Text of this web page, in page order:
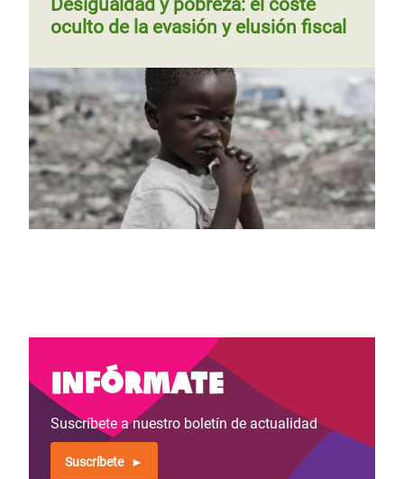
Paginación
Página
anterior
Página 2Siguiente
página
››
Paginación
Página
anterior
Página 3
Desigualdad y pobreza: el coste
oculto de la evasión y elusión fiscal
Infórmate
Suscríbete a nuestro boletín de actualidad
Suscríbete